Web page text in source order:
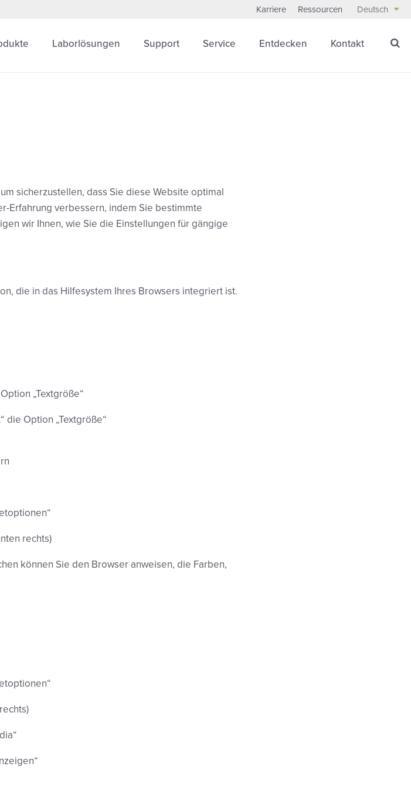
Karriere Ressourcen Deutsch
Laborlösungen Support Service Entdecken Kontakt
sicherzustellen, dass Sie diese Website optimal
Erfahrung verbessern, indem Sie bestimmte
wir Ihnen, wie Sie die Einstellungen für gängige
die in das Hilfesystem Ihres Browsers integriert ist.
„Textgröße“
die Option „Textgröße“
rechts)
können Sie den Browser anweisen, die Farben,